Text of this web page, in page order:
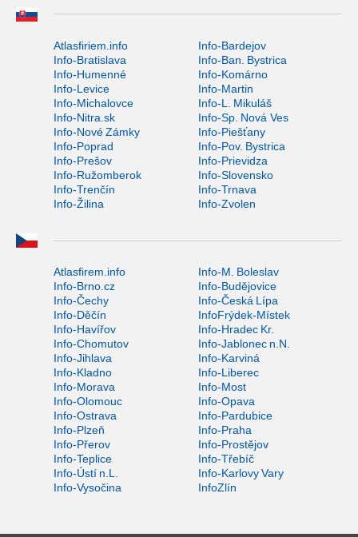
Atlasfiriem.info
Info-Bardejov
Info-Bratislava
Info-Ban. Bystrica
Info-Humenné
Info-Komárno
Info-Levice
Info-Martin
Info-Michalovce
Info-L. Mikuláš
Info-Nitra.sk
Info-Sp. Nová Ves
Info-Nové Zámky
Info-Piešťany
Info-Poprad
Info-Pov. Bystrica
Info-Prešov
Info-Prievidza
Info-Ružomberok
Info-Slovensko
Info-Trenčín
Info-Trnava
Info-Žilina
Info-Zvolen
Atlasfirem.info
Info-M. Boleslav
Info-Brno.cz
Info-Budějovice
Info-Čechy
Info-Česká Lípa
Info-Děčín
InfoFrýdek-Místek
Info-Havířov
Info-Hradec Kr.
Info-Chomutov
Info-Jablonec n.N.
Info-Jihlava
Info-Karviná
Info-Kladno
Info-Liberec
Info-Morava
Info-Most
Info-Olomouc
Info-Opava
Info-Ostrava
Info-Pardubice
Info-Plzeň
Info-Praha
Info-Přerov
Info-Prostějov
Info-Teplice
Info-Třebíč
Info-Ústí n.L.
Info-Karlovy Vary
Info-Vysočina
InfoZlín